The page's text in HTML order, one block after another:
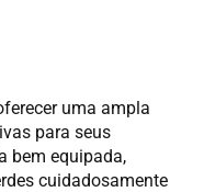
uma ampla
para seus
bem equipada,
cuidadosamente